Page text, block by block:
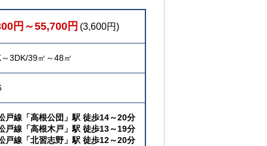
円～55,700円 (3,600円)
3DK/39㎡～48㎡
戸線「高根公団」駅 徒歩14～20分
戸線「高根木戸」駅 徒歩13～19分
戸線「北習志野」駅 徒歩12～20分